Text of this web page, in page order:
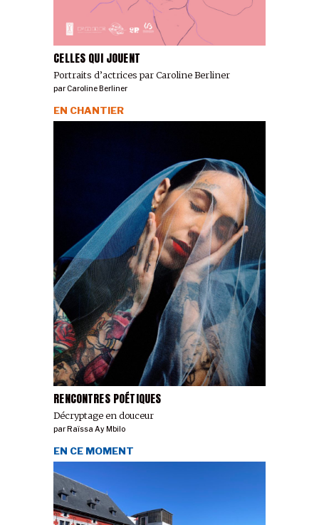
CELLES QUI JOUENT
Portraits d’actrices par Caroline Berliner
parCaroline Berliner
RENCONTRES POÉTIQUES
Décryptage en douceur
EN CHANTIER
parRaïssa Ay Mbilo
EN CE MOMENT